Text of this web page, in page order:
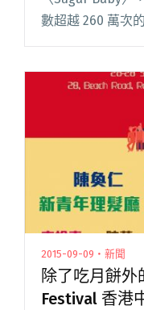
數超越 260 萬次
令人好奇，在香
讀全文 "數字代
位 MV 大比併！
2015-09-09・新聞
除了吃月餅外的選擇
Festival 香港